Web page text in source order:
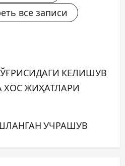
все записи
КЕЛИШУВ
ЖИҲАТЛАРИ
УЧРАШУВ